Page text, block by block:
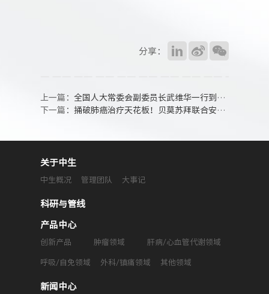
分享：
上一篇：全国人大常委会副委员长武维华一行到正大天晴调研
下一篇：捅破肺癌治疗天花板！贝莫苏拜联合安罗替尼“头对头”替雷联合化疗取得显著优效！
关于中生
中生概况 管理团队 大事记
科研与管线
产品中心
创新产品 肿瘤领域 肝病/心血管代谢领域
呼吸/自免领域 外科/镇痛领域 其他领域
新闻中心